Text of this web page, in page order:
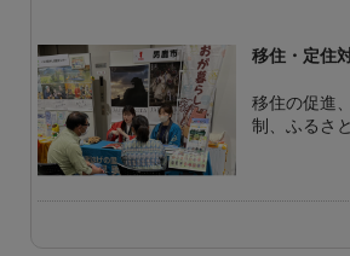
移住・定住
移住の促進
制、ふるさ